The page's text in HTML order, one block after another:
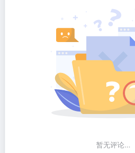
暂无评论...